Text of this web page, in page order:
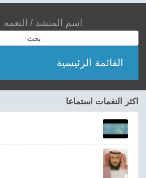
بحث
القائمة الرئيسية
مؤديين
شعر
اناشيد
ادعية
اكثر النغمات استماعا